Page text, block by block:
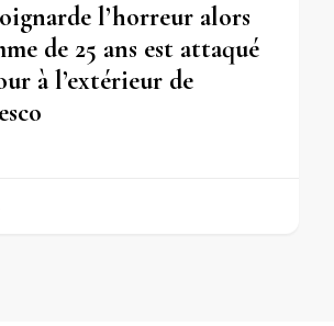
l’horreur alors
de 25 ans est attaqué
à l’extérieur de